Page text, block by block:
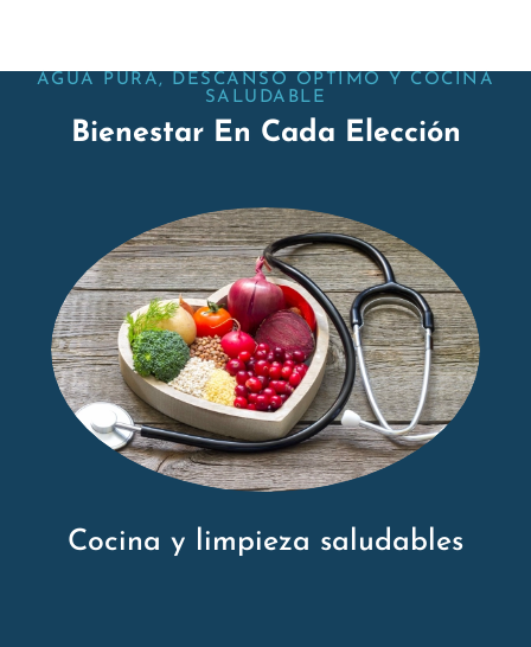
AGUA PURA, DESCANSO OPTIMO Y COCINA
SALUDABLE
Bienestar En Cada Elección
Cocina y limpieza saludables